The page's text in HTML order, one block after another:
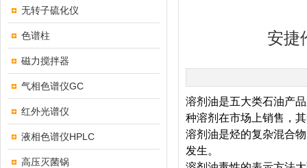
无转子硫化仪
色谱柱
磁力搅拌器
气相色谱仪GC
红外光谱仪
液相色谱仪HPLC
高压灭菌锅
安捷
溶剂油是五大类石油产
种溶剂在市场上销售，
溶剂油是烃的复杂混合
发生。